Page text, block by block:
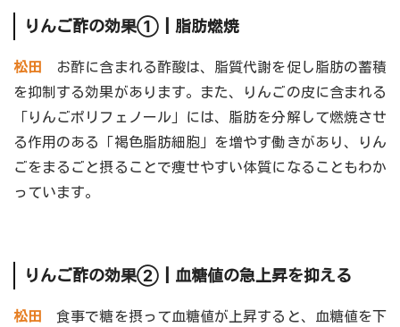
りんご酢の効果①┃脂肪燃焼
松田 お酢に含まれる酢酸は、脂質代謝を促し脂肪の蓄積
を抑制する効果があります。また、りんごの皮に含まれる
「りんごポリフェノール」には、脂肪を分解して燃焼させ
る作用のある「褐色脂肪細胞」を増やす働きがあり、りん
ごをまるごと摂ることで痩せやすい体質になることもわか
っています。
りんご酢の効果②┃血糖値の急上昇を抑える
松田 食事で糖を摂って血糖値が上昇すると、血糖値を下